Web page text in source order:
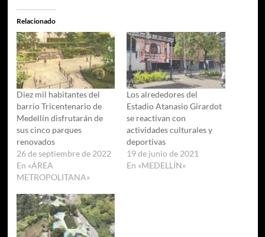
Relacionado
Diez mil habitantes del
barrio Tricentenario de
Medellín disfrutarán de
sus cinco parques
renovados
26 de septiembre de 2022
En «ÁREA
METROPOLITANA»
Los alrededores del
Estadio Atanasio Girardot
se reactivan con
actividades culturales y
deportivas
19 de junio de 2021
En «MEDELLÍN»